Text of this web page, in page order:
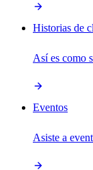
Historias de
Así es como
Eventos
Asiste a